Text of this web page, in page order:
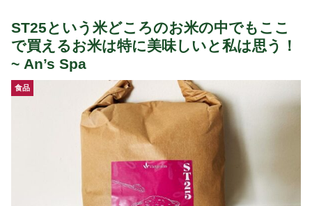
ST25という米どころのお米の中でもここ
で買えるお米は特に美味しいと私は思う！
~ An’s Spa
食品